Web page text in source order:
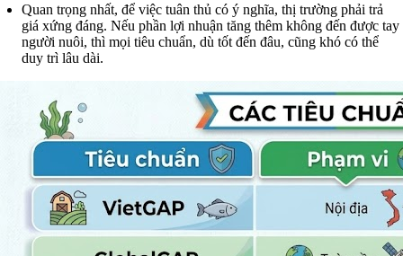
Quan trọng nhất, để việc tuân thủ có ý nghĩa, thị trường phải trả
giá xứng đáng. Nếu phần lợi nhuận tăng thêm không đến được tay
người nuôi, thì mọi tiêu chuẩn, dù tốt đến đâu, cũng khó có thể
duy trì lâu dài.